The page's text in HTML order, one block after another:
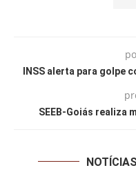
INSS alerta para golpe
SEEB-Goiás realiza